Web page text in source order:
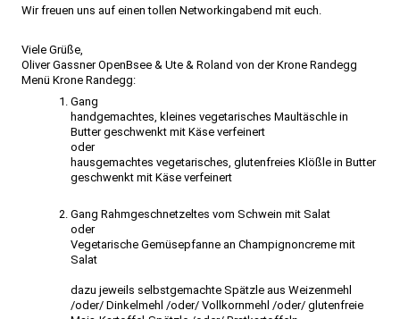
Wir freuen uns auf einen tollen Networkingabend mit euch.
Viele Grüße,
Oliver Gassner OpenBsee & Ute & Roland von der Krone Randegg
Menü Krone Randegg:
Gang
handgemachtes, kleines vegetarisches Maultäschle in
Butter geschwenkt mit Käse verfeinert
oder
hausgemachtes vegetarisches, glutenfreies Klößle in Butter
geschwenkt mit Käse verfeinert
Gang Rahmgeschnetzeltes vom Schwein mit Salat
oder
Vegetarische Gemüsepfanne an Champignoncreme mit
Salat
dazu jeweils selbstgemachte Spätzle aus Weizenmehl
/oder/ Dinkelmehl /oder/ Vollkornmehl /oder/ glutenfreie